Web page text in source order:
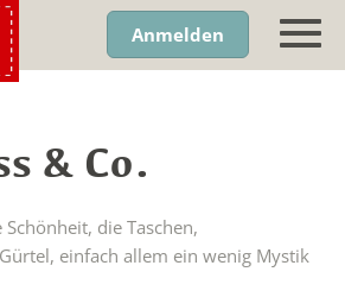
Anmelden
& Co.
Schönheit, die Taschen,
einfach allem ein wenig Mystik